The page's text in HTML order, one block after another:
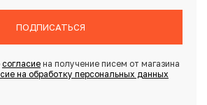
ПОДПИСАТЬСЯ
согласиена получение писем от магазина
на обработку персональных данных